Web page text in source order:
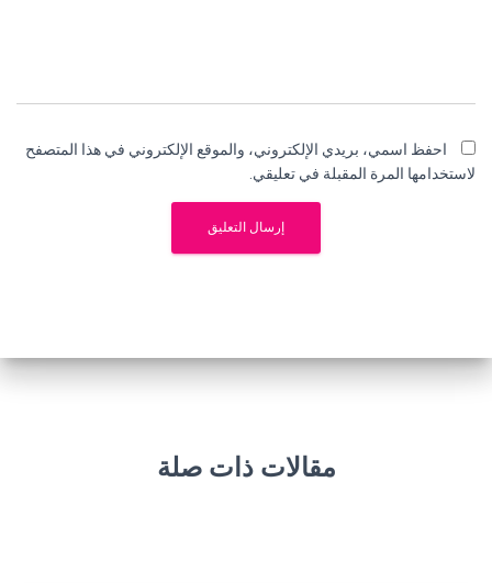
احفظ اسمي، بريدي الإلكتروني، والموقع الإلكتروني في هذا المتصفح
لاستخدامها المرة المقبلة في تعليقي.
مقالات ذات صلة